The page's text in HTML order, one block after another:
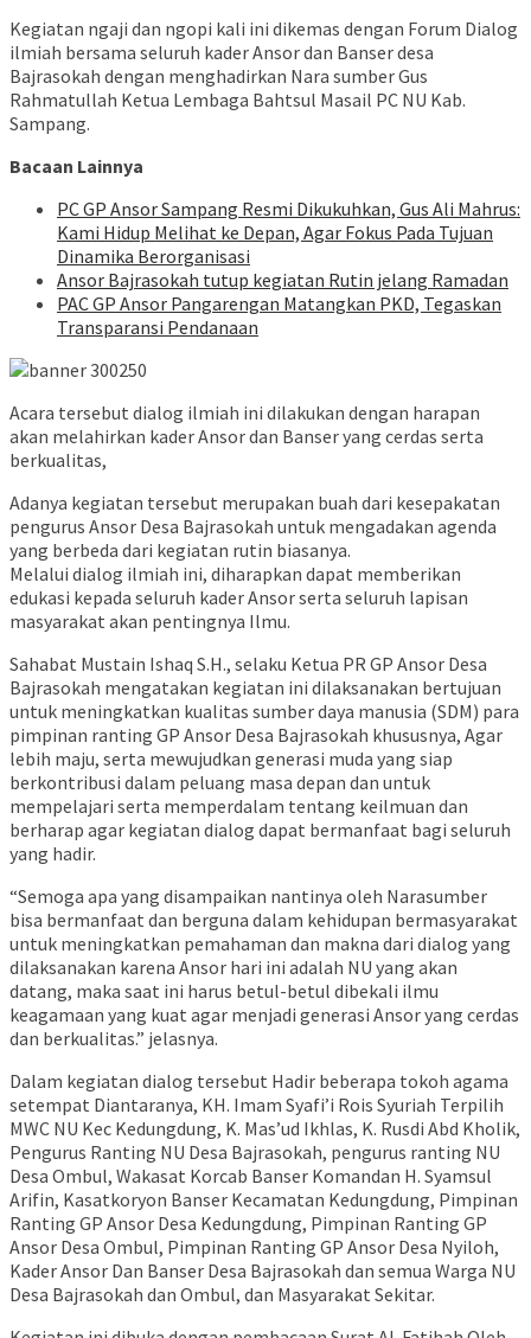
Kegiatan ngaji dan ngopi kali ini dikemas dengan Forum Dialog
ilmiah bersama seluruh kader Ansor dan Banser desa
Bajrasokah dengan menghadirkan Nara sumber Gus
Rahmatullah Ketua Lembaga Bahtsul Masail PC NU Kab.
Sampang.
Bacaan Lainnya
PC GP Ansor Sampang Resmi Dikukuhkan, Gus Ali Mahrus:
Kami Hidup Melihat ke Depan, Agar Fokus Pada Tujuan
Dinamika Berorganisasi
Ansor Bajrasokah tutup kegiatan Rutin jelang Ramadan
PAC GP Ansor Pangarengan Matangkan PKD, Tegaskan
Transparansi Pendanaan
Acara tersebut dialog ilmiah ini dilakukan dengan harapan
akan melahirkan kader Ansor dan Banser yang cerdas serta
berkualitas,
Adanya kegiatan tersebut merupakan buah dari kesepakatan
pengurus Ansor Desa Bajrasokah untuk mengadakan agenda
yang berbeda dari kegiatan rutin biasanya.
Melalui dialog ilmiah ini, diharapkan dapat memberikan
edukasi kepada seluruh kader Ansor serta seluruh lapisan
masyarakat akan pentingnya Ilmu.
Sahabat Mustain Ishaq S.H., selaku Ketua PR GP Ansor Desa
Bajrasokah mengatakan kegiatan ini dilaksanakan bertujuan
untuk meningkatkan kualitas sumber daya manusia (SDM) para
pimpinan ranting GP Ansor Desa Bajrasokah khususnya, Agar
lebih maju, serta mewujudkan generasi muda yang siap
berkontribusi dalam peluang masa depan dan untuk
mempelajari serta memperdalam tentang keilmuan dan
berharap agar kegiatan dialog dapat bermanfaat bagi seluruh
yang hadir.
“Semoga apa yang disampaikan nantinya oleh Narasumber
bisa bermanfaat dan berguna dalam kehidupan bermasyarakat
untuk meningkatkan pemahaman dan makna dari dialog yang
dilaksanakan karena Ansor hari ini adalah NU yang akan
datang, maka saat ini harus betul-betul dibekali ilmu
keagamaan yang kuat agar menjadi generasi Ansor yang cerdas
dan berkualitas.” jelasnya.
Dalam kegiatan dialog tersebut Hadir beberapa tokoh agama
setempat Diantaranya, KH. Imam Syafi’i Rois Syuriah Terpilih
MWC NU Kec Kedungdung, K. Mas’ud Ikhlas, K. Rusdi Abd Kholik,
Pengurus Ranting NU Desa Bajrasokah, pengurus ranting NU
Desa Ombul, Wakasat Korcab Banser Komandan H. Syamsul
Arifin, Kasatkoryon Banser Kecamatan Kedungdung, Pimpinan
Ranting GP Ansor Desa Kedungdung, Pimpinan Ranting GP
Ansor Desa Ombul, Pimpinan Ranting GP Ansor Desa Nyiloh,
Kader Ansor Dan Banser Desa Bajrasokah dan semua Warga NU
Desa Bajrasokah dan Ombul, dan Masyarakat Sekitar.